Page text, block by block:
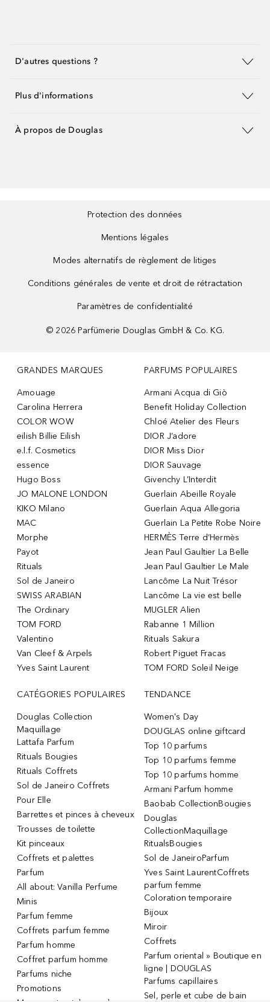
D'autres questions ?
Plus d'informations
À propos de Douglas
Protection des données
Mentions légales
Modes alternatifs de règlement de litiges
Conditions générales de vente et droit de rétractation
Paramètres de confidentialité
© 2026 Parfümerie Douglas GmbH & Co. KG.
GRANDES MARQUES
Amouage
Carolina Herrera
COLOR WOW
eilish Billie Eilish
e.l.f. Cosmetics
essence
Hugo Boss
JO MALONE LONDON
KIKO Milano
MAC
Morphe
Payot
Rituals
Sol de Janeiro
SWISS ARABIAN
The Ordinary
TOM FORD
Valentino
Van Cleef & Arpels
Yves Saint Laurent
PARFUMS POPULAIRES
Armani Acqua di Giò
Benefit Holiday Collection
Chloé Atelier des Fleurs
DIOR J’adore
DIOR Miss Dior
DIOR Sauvage
Givenchy L’Interdit
Guerlain Abeille Royale
Guerlain Aqua Allegoria
Guerlain La Petite Robe Noire
HERMÈS Terre d’Hermès
Jean Paul Gaultier La Belle
Jean Paul Gaultier Le Male
Lancôme La Nuit Trésor
Lancôme La vie est belle
MUGLER Alien
Rabanne 1 Million
Rituals Sakura
Robert Piguet Fracas
TOM FORD Soleil Neige
CATÉGORIES POPULAIRES
Douglas Collection
Maquillage
Lattafa Parfum
Rituals Bougies
Rituals Coffrets
Sol de Janeiro Coffrets
Pour Elle
Barrettes et pinces à cheveux
Trousses de toilette
Kit pinceaux
Coffrets et palettes
Parfum
All about: Vanilla Perfume
Minis
Parfum femme
Coffrets parfum femme
Parfum homme
Coffret parfum homme
Parfums niche
Promotions
TENDANCE
Women's Day
DOUGLAS online giftcard
Top 10 parfums
Top 10 parfums femme
Top 10 parfums homme
Armani Parfum homme
Baobab CollectionBougies
Douglas
CollectionMaquillage
RitualsBougies
Sol de JaneiroParfum
Yves Saint LaurentCoffrets
parfum femme
Coloration temporaire
Bijoux
Miroir
Coffrets
Parfum oriental » Boutique en
ligne | DOUGLAS
Parfums capillaires
Sel, perle et cube de bain